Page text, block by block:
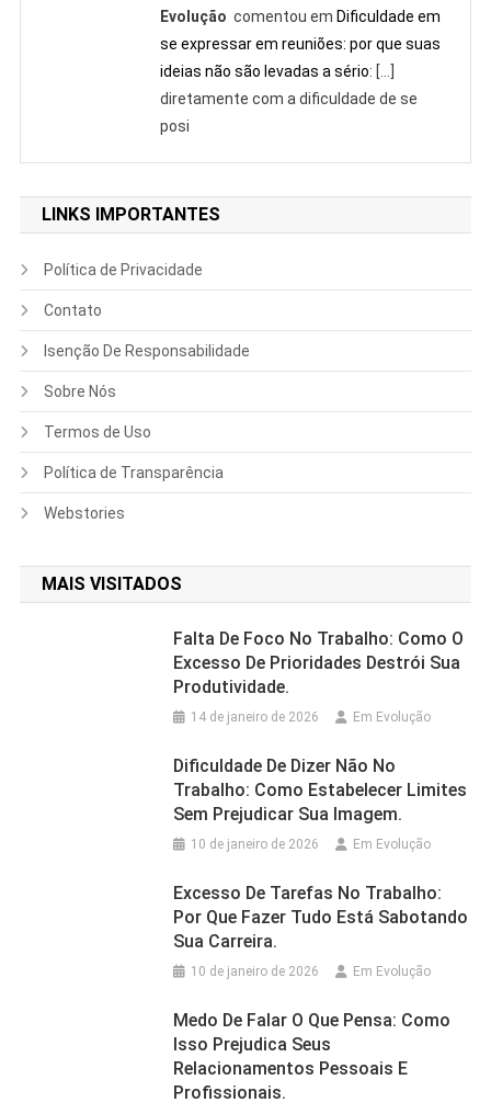
Evolução comentou em Dificuldade em
se expressar em reuniões: por que suas
ideias não são levadas a sério: […]
diretamente com a dificuldade de se
posi
LINKS IMPORTANTES
Política de Privacidade
Contato
Isenção De Responsabilidade
Sobre Nós
Termos de Uso
Política de Transparência
Webstories
MAIS VISITADOS
Falta De Foco No Trabalho: Como O
Excesso De Prioridades Destrói Sua
Produtividade.
14 de janeiro de 2026 Em Evolução
Dificuldade De Dizer Não No
Trabalho: Como Estabelecer Limites
Sem Prejudicar Sua Imagem.
10 de janeiro de 2026 Em Evolução
Excesso De Tarefas No Trabalho:
Por Que Fazer Tudo Está Sabotando
Sua Carreira.
10 de janeiro de 2026 Em Evolução
Medo De Falar O Que Pensa: Como
Isso Prejudica Seus
Relacionamentos Pessoais E
Profissionais.